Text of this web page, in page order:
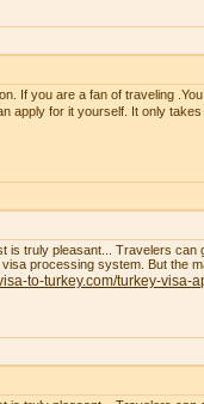
If you are a fan of traveling
apply for it yourself. It only
is truly pleasant... Travelers can
processing system. But the
to-turkey.com/turkey-visa-